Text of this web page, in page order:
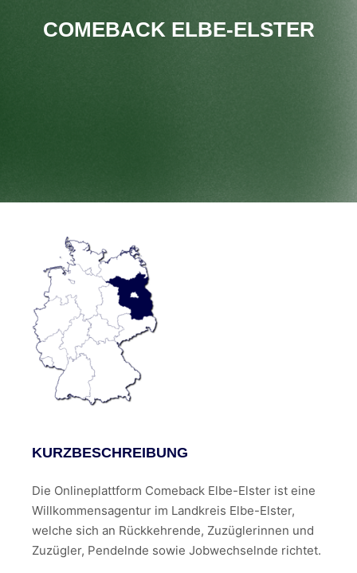
COMEBACK ELBE-ELSTER
KURZBESCHREIBUNG
Die Onlineplattform Comeback Elbe-Elster ist eine
Willkommensagentur im Landkreis Elbe-Elster,
welche sich an Rückkehrende, Zuzüglerinnen und
Zuzügler, Pendelnde sowie Jobwechselnde richtet.